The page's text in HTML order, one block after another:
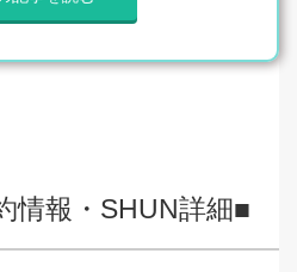
情報・SHUN詳細■